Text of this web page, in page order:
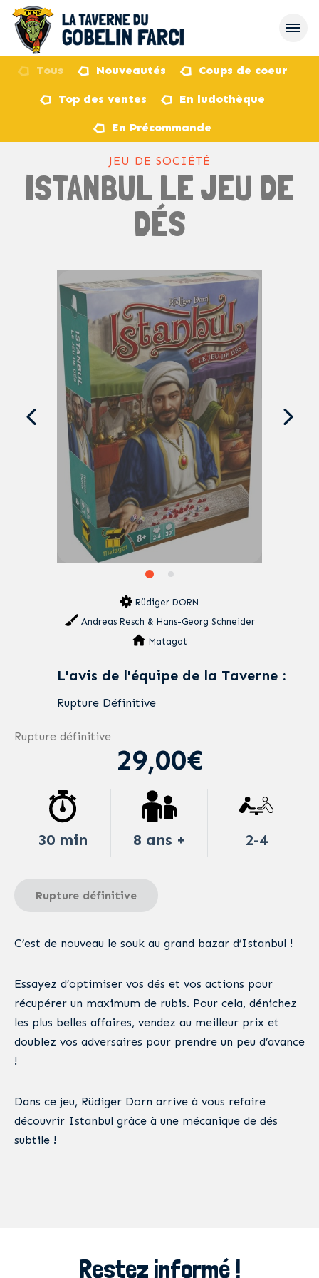
Tous Nouveautés Coups de coeur
Top des ventes En ludothèque
En Précommande
JEU DE SOCIÉTÉ
ISTANBUL LE JEU DE
DÉS
Rüdiger DORN
Andreas Resch & Hans-Georg Schneider
Matagot
L'avis de l'équipe de la Taverne :
Rupture Définitive
Rupture définitive
29,00€
30 min 8 ans + 2-4
Rupture définitive
C’est de nouveau le souk au grand bazar d’Istanbul !
Essayez d’optimiser vos dés et vos actions pour
récupérer un maximum de rubis. Pour cela, dénichez
les plus belles affaires, vendez au meilleur prix et
doublez vos adversaires pour prendre un peu d’avance
!
Dans ce jeu, Rüdiger Dorn arrive à vous refaire
découvrir Istanbul grâce à une mécanique de dés
subtile !
Restez informé !